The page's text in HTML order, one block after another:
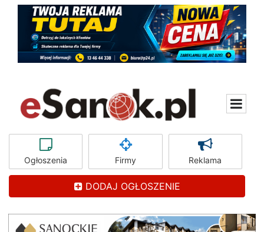
Ogłoszenia Firmy Reklama
DODAJ OGŁOSZENIE